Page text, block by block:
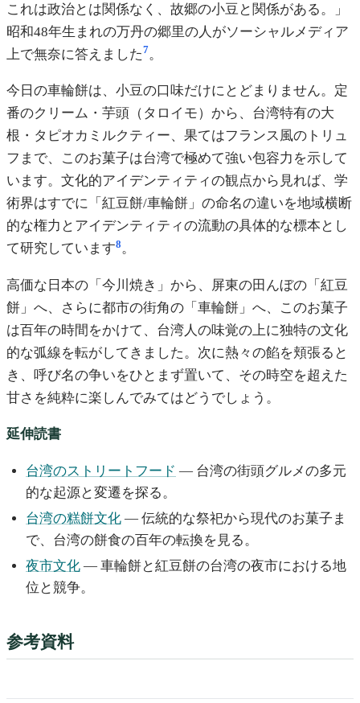
これは政治とは関係なく、故郷の小豆と関係がある。」
昭和48年生まれの万丹の郷里の人がソーシャルメディア
上で無奈に答えました7。
今日の車輪餅は、小豆の口味だけにとどまりません。定
番のクリーム・芋頭（タロイモ）から、台湾特有の大
根・タピオカミルクティー、果てはフランス風のトリュ
フまで、このお菓子は台湾で極めて強い包容力を示して
います。文化的アイデンティティの観点から見れば、学
術界はすでに「紅豆餅/車輪餅」の命名の違いを地域横断
的な権力とアイデンティティの流動の具体的な標本とし
て研究しています8。
高価な日本の「今川焼き」から、屏東の田んぼの「紅豆
餅」へ、さらに都市の街角の「車輪餅」へ、このお菓子
は百年の時間をかけて、台湾人の味覚の上に独特の文化
的な弧線を転がしてきました。次に熱々の餡を頬張ると
き、呼び名の争いをひとまず置いて、その時空を超えた
甘さを純粋に楽しんでみてはどうでしょう。
延伸読書
台湾のストリートフード — 台湾の街頭グルメの多元
的な起源と変遷を探る。
台湾の糕餅文化 — 伝統的な祭祀から現代のお菓子ま
で、台湾の餅食の百年の転換を見る。
夜市文化 — 車輪餅と紅豆餅の台湾の夜市における地
位と競争。
参考資料